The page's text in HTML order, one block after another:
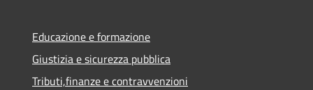
Educazione e formazione
Giustizia e sicurezza pubblica
Tributi,finanze e contravvenzioni